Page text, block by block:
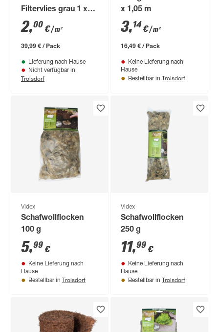
Filtervlies grau 1 x
20 m
2,00 €/ m²
39,99 € / Pack
Lieferung nach Hause
Nicht verfügbar in
Troisdorf
x 1,05 m
3,14€/ m²
16,49 € / Pack
Keine Lieferung nach
Hause
Bestellbar in Troisdorf
Videx
Schafwollflocken
100 g
5,99 €
Keine Lieferung nach
Hause
Bestellbar in Troisdorf
Videx
Schafwollflocken
250 g
11,99 €
Keine Lieferung nach
Hause
Bestellbar in Troisdorf